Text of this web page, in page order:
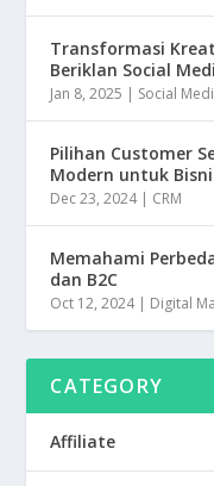
Transformasi
Beriklan Social
Jan 8, 2025 | Social
Pilihan Customer
Modern untuk
Dec 23, 2024| CRM
Memahami
dan B2C
Oct 12, 2024| Digital
CATEGORY
Affiliate